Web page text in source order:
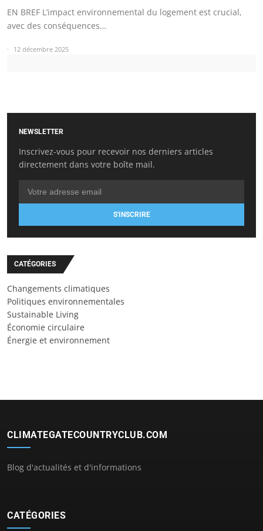
EN BREF L’impact environnemental du logement est crucial,
avec des conséquences…
12 décembre 2025
NEWSLETTER
Inscrivez-vous pour recevoir nos derniers articles
directement dans votre boîte mail.
S'INSCRIRE
CATÉGORIES
Changements climatiques
Politiques environnementales
Sustainable Living
Économie circulaire
Énergie et environnement
CLIMATEGATECOUNTRYCLUB.COM
Blog d'actualités et d'informations
CATÉGORIES